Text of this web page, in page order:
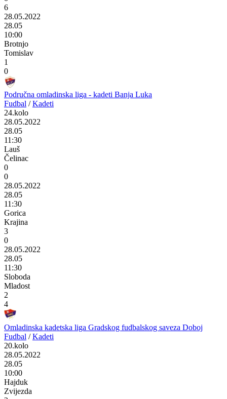
6
28.05.2022
28.05
10:00
Brotnjo
Tomislav
1
0
Područna omladinska liga - kadeti Banja Luka
Fudbal / Kadeti
24.kolo
28.05.2022
28.05
11:30
Lauš
Čelinac
0
0
28.05.2022
28.05
11:30
Gorica
Krajina
3
0
28.05.2022
28.05
11:30
Sloboda
Mladost
2
4
Omladinska kadetska liga Gradskog fudbalskog saveza Doboj
Fudbal / Kadeti
20.kolo
28.05.2022
28.05
10:00
Hajduk
Zvijezda